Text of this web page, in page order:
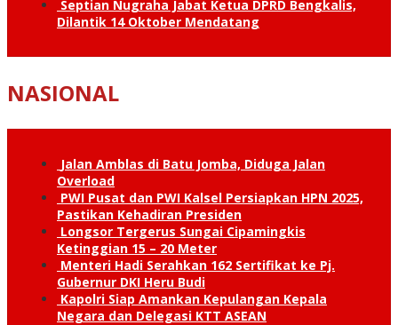
Septian Nugraha Jabat Ketua DPRD Bengkalis,
Dilantik 14 Oktober Mendatang
NASIONAL
Jalan Amblas di Batu Jomba, Diduga Jalan
Overload
PWI Pusat dan PWI Kalsel Persiapkan HPN 2025,
Pastikan Kehadiran Presiden
Longsor Tergerus Sungai Cipamingkis
Ketinggian 15 – 20 Meter
Menteri Hadi Serahkan 162 Sertifikat ke Pj.
Gubernur DKI Heru Budi
Kapolri Siap Amankan Kepulangan Kepala
Negara dan Delegasi KTT ASEAN